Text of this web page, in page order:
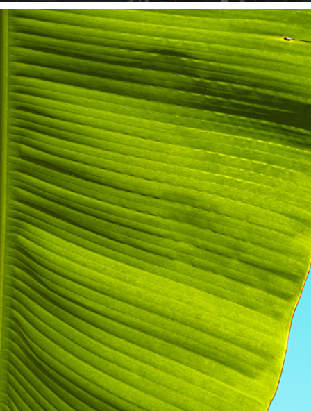
BR | BARRA DO UNA, SP
2024